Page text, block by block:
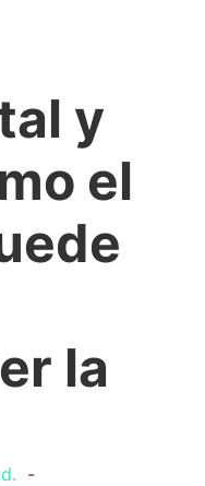
y
el
la